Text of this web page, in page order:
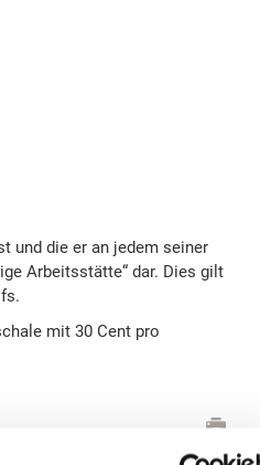
und die er an jedem seiner
Arbeitsstätte“ dar. Dies gilt
mit 30 Cent pro